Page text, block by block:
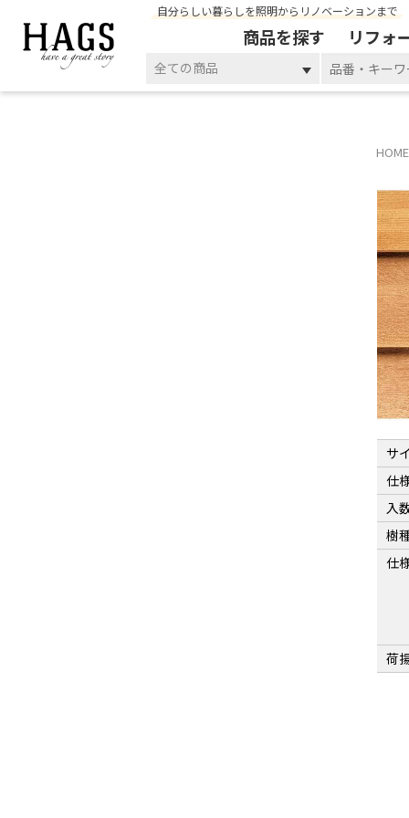
自分らしい暮らしを照明からリノベーションまで
商品を探す リフォ
全ての商品
HOME
サ
仕
入
樹
仕
荷